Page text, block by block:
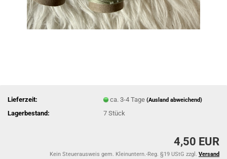
Lieferzeit: ca. 3-4 Tage(Ausland abweichend)
Lagerbestand: 7Stück
4,50 EUR
Kein Steuerausweis gem. Kleinuntern.-Reg. §19 UStG zzgl. Versand